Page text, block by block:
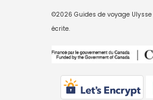
©2026 Guides de voyage
écrite.